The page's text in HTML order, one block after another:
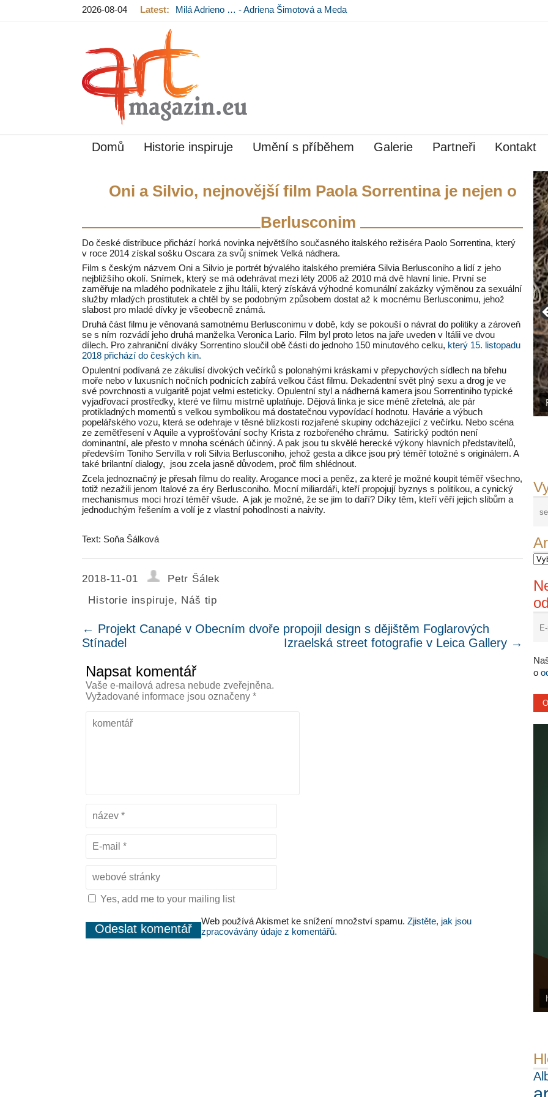
2026-08-04 Latest:
Mládková na výstavě v Museu Kampa
Výstava Fragmenty paměti na Pražském
Domů Historie inspiruje Umění s příběhem Galerie Partneři Kontakt
o
Oni a Silvio, nejnovější film Paola Sorrentina je nejen o
Berlusconim
Do české distribuce přichází horká novinka největšího současného italského režiséra Paolo Sorrentina, který
v roce 2014 získal sošku Oscara za svůj snímek Velká nádhera.
Film s českým názvem Oni a Silvio je portrét bývalého italského premiéra Silvia Berlusconiho a lidí z jeho
nejbližšího okolí. Snímek, který se má odehrávat mezi léty 2006 až 2010 má dvě hlavní linie. První se
zaměřuje na mladého podnikatele z jihu Itálii, který získává výhodné komunální zakázky výměnou za sexuální
služby mladých prostitutek a chtěl by se podobným způsobem dostat až k mocnému Berlusconimu, jehož
slabost pro mladé dívky je všeobecně známá.
Druhá část filmu je věnovaná samotnému Berlusconimu v době, kdy se pokouší o návrat do politiky a zároveň
se s ním rozvádí jeho druhá manželka Veronica Lario. Film byl proto letos na jaře uveden v Itálii ve dvou
dílech. Pro zahraniční diváky Sorrentino sloučil obě části do jednoho 150 minutového celku, který 15. listopadu
2018 přichází do českých kin.
Opulentní podívaná ze zákulisí divokých večírků s polonahými kráskami v přepychových sídlech na břehu
moře nebo v luxusních nočních podnicích zabírá velkou část filmu. Dekadentní svět plný sexu a drog je ve
své povrchnosti a vulgaritě pojat velmi esteticky. Opulentní styl a nádherná kamera jsou Sorrentiniho typické
vyjadřovací prostředky, které ve filmu mistrně uplatňuje. Dějová linka je sice méně zřetelná, ale pár
protikladných momentů s velkou symbolikou má dostatečnou vypovídací hodnotu. Havárie a výbuch
popelářského vozu, která se odehraje v těsné blízkosti rozjařené skupiny odcházející z večírku. Nebo scéna
ze zemětřesení v Aquile a vyprošťování sochy Krista z rozbořeného chrámu. Satirický podtón není
dominantní, ale přesto v mnoha scénách účinný. A pak jsou tu skvělé herecké výkony hlavních představitelů,
především Toniho Servilla v roli Silvia Berlusconiho, jehož gesta a dikce jsou prý téměř totožné s originálem. A
také brilantní dialogy, jsou zcela jasně důvodem, proč film shlédnout.
Zcela jednoznačný je přesah filmu do reality. Arogance moci a peněz, za které je možné koupit téměř všechno,
totiž nezažili jenom Italové za éry Berlusconiho. Mocní miliardáři, kteří propojují byznys s politikou, a cynický
mechanismus moci hrozí téměř všude. A jak je možné, že se jim to daří? Díky těm, kteří věří jejich slibům a
jednoduchým řešením a volí je z vlastní pohodlnosti a naivity.
Text: Soňa Šálková
2018-11-01
Petr Šálek
Historie inspiruje, Náš tip
← Projekt Canapé v Obecním dvoře propojil design s dějištěm Foglarových
Stínadel
Izraelská street fotografie v Leica Gallery →
Napsat komentář
Vaše e-mailová adresa nebude zveřejněna.
Vyžadované informace jsou označeny*
Yes, add me to your mailing list
Web používá Akismet ke snížení množství spamu.Zjistěte, jak jsou
zpracovávány údaje z komentářů.